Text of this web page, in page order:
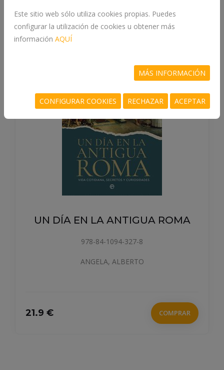
UN DÍA EN LA ANTIGUA ROMA
978-84-1094-327-8
ANGELA, ALBERTO
21.9 € COMPRAR
Este sitio web sólo utiliza cookies propias. Puedes
configurar la utilización de cookies u obtener más
información AQUÍ
MÁS INFORMACIÓN
CONFIGURAR COOKIES RECHAZAR ACEPTAR